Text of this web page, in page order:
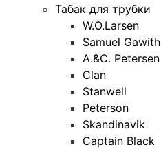
Табак для трубки
W.O.Larsen
Samuel Gawith
A.&C. Petersen
Clan
Stanwell
Peterson
Skandinavik
Captain Black